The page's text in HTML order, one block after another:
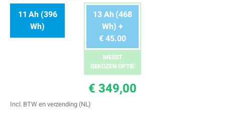
11 Ah (396
Wh)
13 Ah (468
Wh) +
€ 45.00
MEEST
GEKOZEN OPTIE
€ 349,00
Incl. BTW en verzending (NL)